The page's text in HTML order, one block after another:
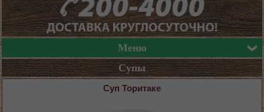
Меню
Супы
Суп Торитаке